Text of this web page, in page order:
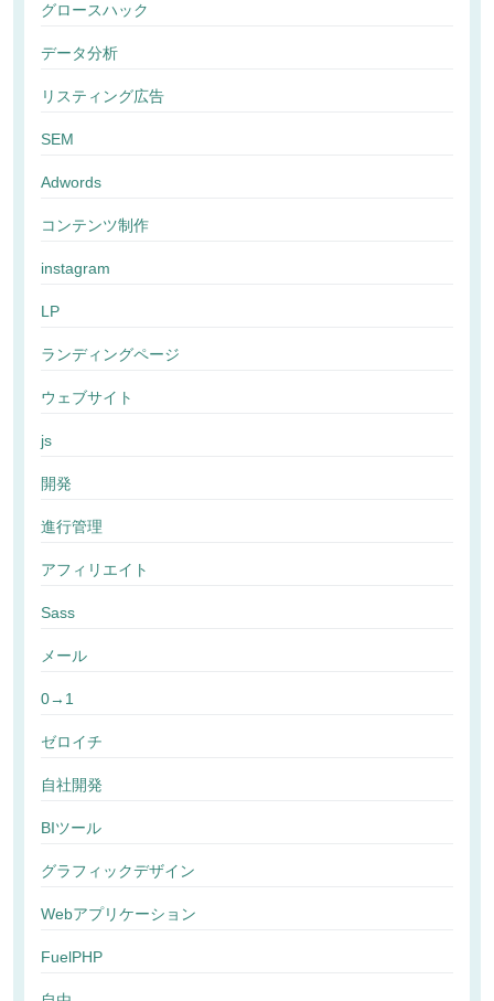
グロースハック
データ分析
リスティング広告
SEM
Adwords
コンテンツ制作
instagram
LP
ランディングページ
ウェブサイト
js
開発
進行管理
アフィリエイト
Sass
メール
0→1
ゼロイチ
自社開発
BIツール
グラフィックデザイン
Webアプリケーション
FuelPHP